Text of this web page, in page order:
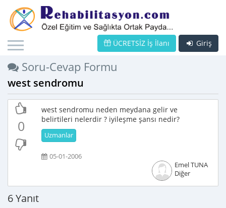
Giriş
ÜCRETSİZ İş İlanı
Soru-Cevap Formu
west sendromu
0
west sendromu neden meydana gelir ve
belirtileri nelerdir ? iyileşme şansı nedir?
Uzmanlar
05-01-2006
Emel TUNA
Diğer
6 Yanıt